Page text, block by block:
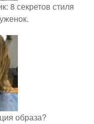
8 секретов стиля
образа?